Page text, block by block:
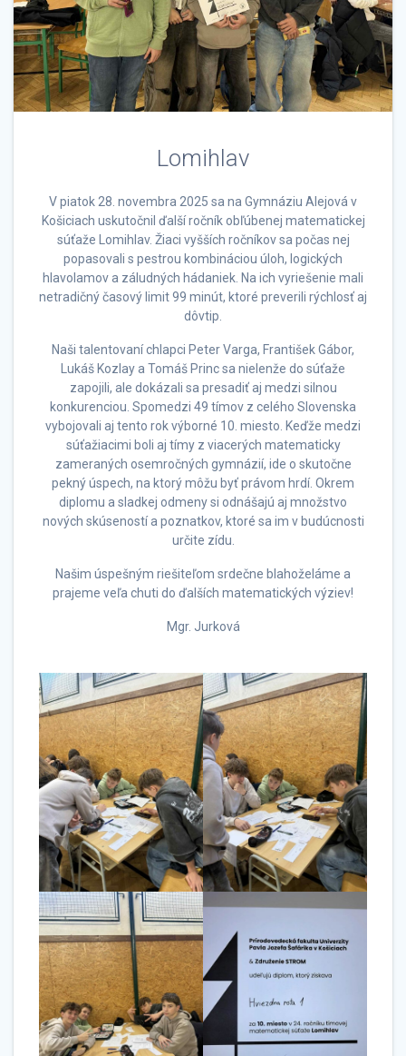
Lomihlav
V piatok 28. novembra 2025 sa na Gymnáziu Alejová v
Košiciach uskutočnil ďalší ročník obľúbenej matematickej
súťaže Lomihlav. Žiaci vyšších ročníkov sa počas nej
popasovali s pestrou kombináciou úloh, logických
hlavolamov a záludných hádaniek. Na ich vyriešenie mali
netradičný časový limit 99 minút, ktoré preverili rýchlosť aj
dôvtip.
Naši talentovaní chlapci Peter Varga, František Gábor,
Lukáš Kozlay a Tomáš Princ sa nielenže do súťaže
zapojili, ale dokázali sa presadiť aj medzi silnou
konkurenciou. Spomedzi 49 tímov z celého Slovenska
vybojovali aj tento rok výborné 10. miesto. Keďže medzi
súťažiacimi boli aj tímy z viacerých matematicky
zameraných osemročných gymnázií, ide o skutočne
pekný úspech, na ktorý môžu byť právom hrdí. Okrem
diplomu a sladkej odmeny si odnášajú aj množstvo
nových skúseností a poznatkov, ktoré sa im v budúcnosti
určite zídu.
Našim úspešným riešiteľom srdečne blahoželáme a
prajeme veľa chuti do ďalších matematických výziev!
Mgr. Jurková